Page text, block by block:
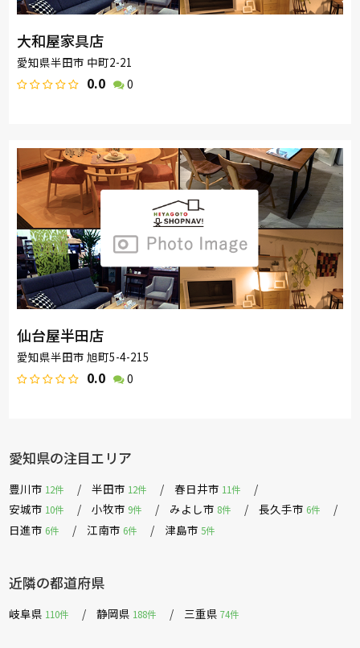
大和屋家具店
愛知県半田市 中町2-21
0.0 0
仙台屋半田店
愛知県半田市 旭町5-4-215
0.0 0
愛知県の注目エリア
豊川市 12件 半田市 12件 春日井市 11件
安城市 10件 小牧市 9件 みよし市 8件 長久手市 6件
日進市 6件 江南市 6件 津島市5件
近隣の都道府県
岐阜県 110件 静岡県 188件 三重県74件